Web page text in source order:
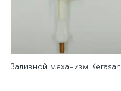
Заливной механизм Kerasan